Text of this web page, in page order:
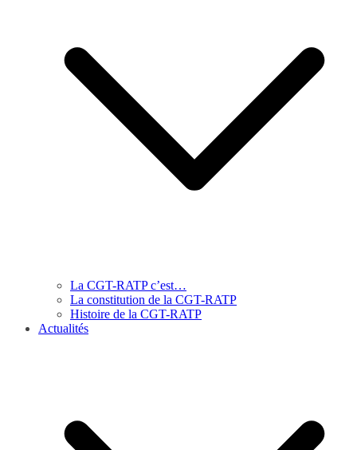
La CGT-RATP c’est…
La constitution de la CGT-RATP
Histoire de la CGT-RATP
Actualités